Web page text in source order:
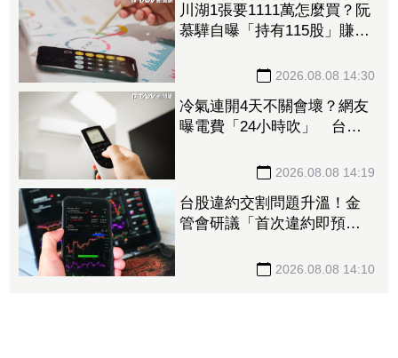
川湖1張要1111萬怎麼買？阮
慕驊自曝「持有115股」賺近
2026.08.08 14:30
冷氣連開4天不關會壞？網友
曝電費「24小時吹」 台電
2026.08.08 14:19
台股違約交割問題升溫！金
管會研議「首次違約即預收
2026.08.08 14:10